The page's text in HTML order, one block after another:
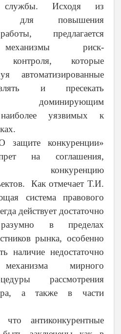
службы. Исходя из
для повышения
предлагается
механизмы риск-
контроля, которые
автоматизированные
и пресекать
доминирующим
уязвимых к
конкуренции»
на соглашения,
конкуренцию
Как отмечает Т.И.
система правового
действует достаточно
в пределах
рынка, особенно
наличие недостаточно
механизма мирного
рассмотрения
а также в части
что антиконкурентные